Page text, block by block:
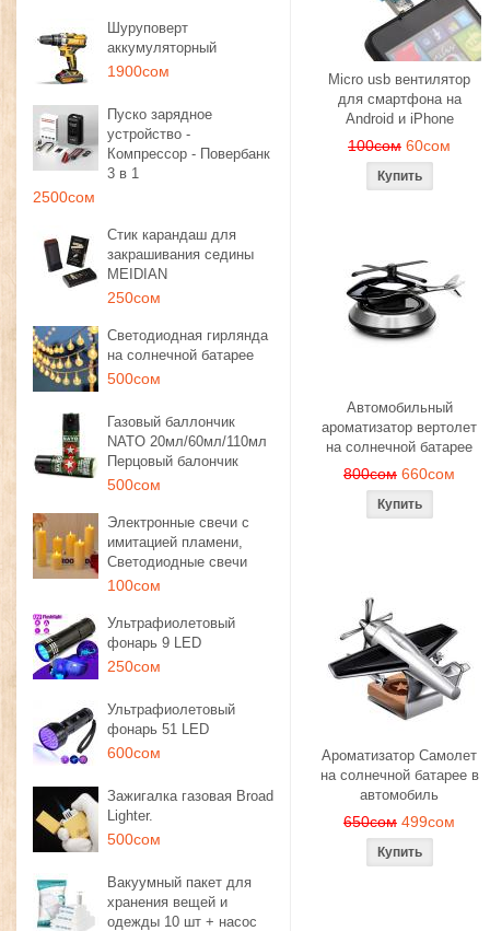
Шуруповерт
аккумуляторный
1900сом
Пуско зарядное
устройство -
Компрессор - Повербанк
3 в 1
2500сом
Стик карандаш для
закрашивания седины
MEIDIAN
250сом
Светодиодная гирлянда
на солнечной батарее
500сом
Газовый баллончик
NATO 20мл/60мл/110мл
Перцовый балончик
500сом
Электронные свечи с
имитацией пламени,
Светодиодные свечи
100сом
Ультрафиолетовый
фонарь 9 LED
250сом
Ультрафиолетовый
фонарь 51 LED
600сом
Зажигалка газовая Broad
Lighter.
500сом
Вакуумный пакет для
хранения вещей и
одежды 10 шт + насос
Micro usb вентилятор
для смартфона на
Android и iPhone
100сом 60сом
Автомобильный
ароматизатор вертолет
на солнечной батарее
800сом 660сом
Ароматизатор Самолет
на солнечной батарее в
автомобиль
650сом 499сом